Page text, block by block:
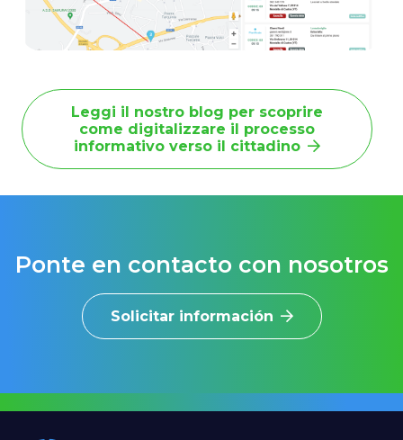
Leggi il nostro blog per scoprire
come digitalizzare il processo
informativo verso il cittadino
Ponte en contacto con nosotros
Solicitar información